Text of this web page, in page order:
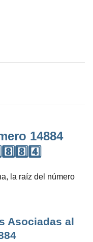
14884
la raíz del número
Asociadas al